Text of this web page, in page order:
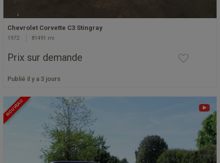
Chevrolet Corvette C3 Stingray
1972 81491 mi
Prix sur demande
Publié il y a 3 jours
NOUVEAU